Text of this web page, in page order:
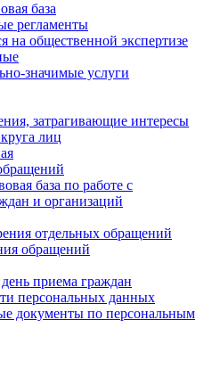
база
регламенты
на общественной экспертизе
значимые услуги
затрагивающие интересы
лиц
база по работе с
и организаций
отдельных обращений
обращений
приема граждан
персональных данных
документы по персональным